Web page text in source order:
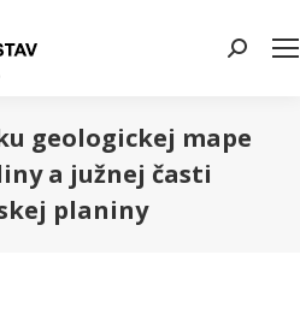
Search:
geologickej mape
a južnej časti
planiny